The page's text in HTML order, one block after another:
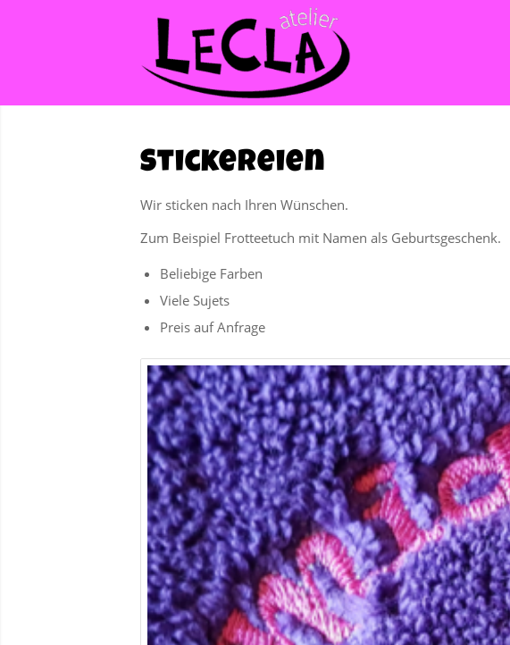
Stickereien
Wir sticken nach Ihren Wünschen.
Zum Beispiel Frotteetuch mit Namen als Geburtsgeschenk.
Beliebige Farben
Viele Sujets
Preis auf Anfrage